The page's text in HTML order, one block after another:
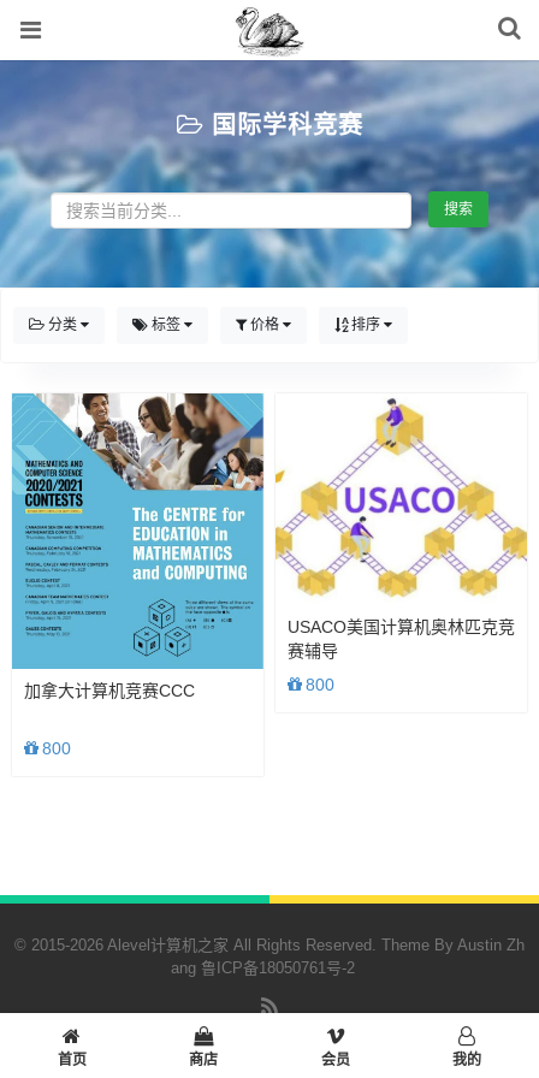
国际学科竞赛
搜索
分类 标签 价格 排序
加拿大计算机竞赛CCC
800
USACO美国计算机奥林匹克竞
赛辅导
800
© 2015-2026 Alevel计算机之家 All Rights Reserved. Theme By Austin Zh
ang 鲁ICP备18050761号-2
首页 商店 会员 我的